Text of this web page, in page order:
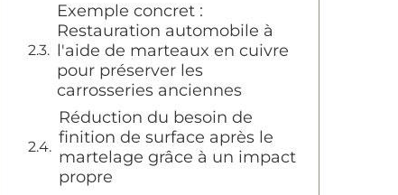
Exemple concret :
Restauration automobile à
l'aide de marteaux en cuivre
pour préserver les
carrosseries anciennes
Réduction du besoin de
finition de surface après le
martelage grâce à un impact
propre